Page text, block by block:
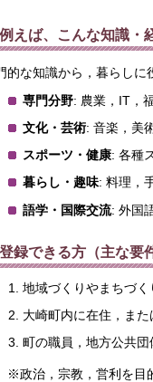
えば、こんな知識・
的な知識から，暮らしに
専門分野: 農業，IT，
文化・芸術: 音楽，美
スポーツ・健康: 各種
暮らし・趣味: 料理，
語学・国際交流: 外国
録できる方（主な要
地域づくりやまちづ
大崎町内に在住，ま
町の職員，地方公共
治，宗教，営利を目的